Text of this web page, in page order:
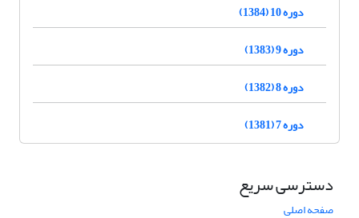
دوره 10 (1384)
دوره 9 (1383)
دوره 8 (1382)
دوره 7 (1381)
دسترسی سریع
صفحه اصلی